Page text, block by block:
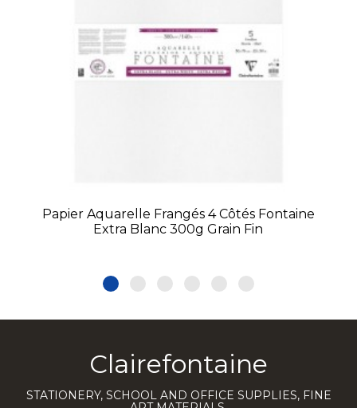
Papier Aquarelle Frangés 4 Côtés Fontaine
Extra Blanc 300g Grain Fin
Clairefontaine
STATIONERY, SCHOOL AND OFFICE SUPPLIES, FINE